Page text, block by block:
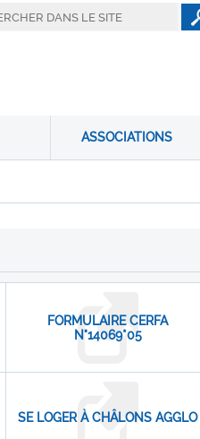
ASSOCIATIONS
FORMULAIRE CERFA
N°14069*05
SE LOGER À CHÂLONS AGGLO